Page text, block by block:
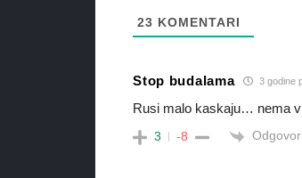
23 KOMENTARI
Stop budalama 3 godine
Rusi malo kaskaju… nema
3 -8 Odgovori